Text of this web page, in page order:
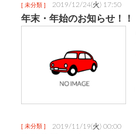
[ 未分類 ] 2019/12/24(火) 17:50
年末・年始のお知らせ！！
[ 未分類 ] 2019/11/19(火) 00:00